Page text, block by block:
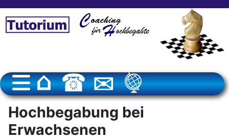
Hochbegabung bei
Erwachsenen